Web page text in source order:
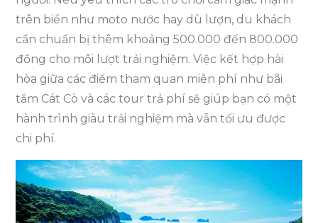
trên biển như moto nước hay dù lượn, du khách
cần chuẩn bị thêm khoảng 500.000 đến 800.000
đồng cho mỗi lượt trải nghiệm. Việc kết hợp hài
hòa giữa các điểm tham quan miễn phí như bãi
tắm Cát Cò và các tour trả phí sẽ giúp bạn có một
hành trình giàu trải nghiệm mà vẫn tối ưu được
chi phí.